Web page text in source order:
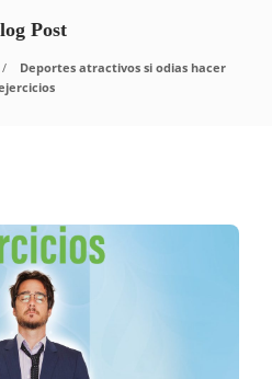
Post
Deportes atractivos si odias hacer